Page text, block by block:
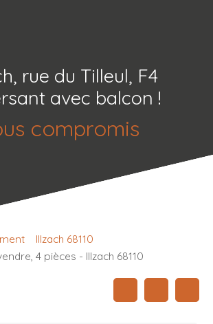
rue du Tilleul, F4
avec balcon !
compromis
Illzach 68110
4 pièces - Illzach 68110